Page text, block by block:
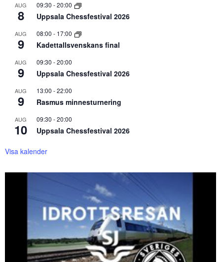
AUG
8
09:30 -20:00
Uppsala Chessfestival 2026
AUG
9
08:00 - 17:00
Kadettallsvenskans final
AUG
9
09:30 -20:00
Uppsala Chessfestival 2026
AUG
9
13:00 -22:00
Rasmus minnesturnering
AUG
10
09:30 -20:00
Uppsala Chessfestival 2026
Visa kalender